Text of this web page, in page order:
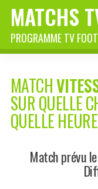
MATCHS
PROGRAMME TV FOOT
MATCH
SUR QUELLE
QUELLE
Match prévu